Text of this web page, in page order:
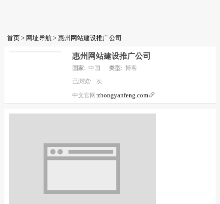
首页> 网址导航> 惠州网站建设推广公司
惠州网站建设推广公司
国家: 中国 类型: 博客
已浏览:
次
中文官网:zhongyanfeng.com